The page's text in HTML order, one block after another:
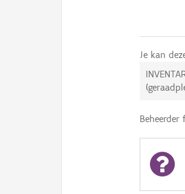
Je kan
Beheerder